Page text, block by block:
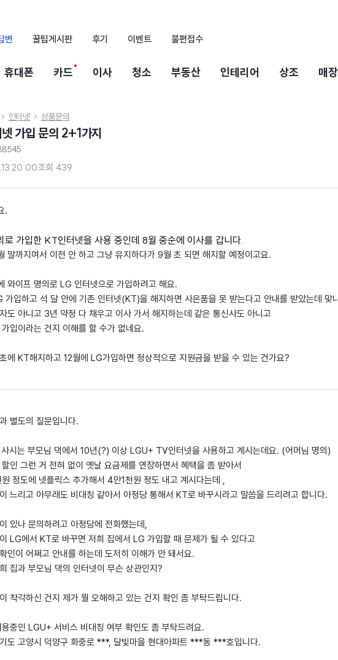
변 꿀팁게시판 후기 이벤트 불편접수
휴대폰 카드 이사 청소 부동산 인테리어 상조 매
 인터넷  상품문의
가입 문의 2+1가지
20:00조회 439
.
로 가입한 KT인터넷을 사용 중인데 8월 중순에 이사를 갑니다.
말까지여서 이전 안 하고 그냥 유지하다가 9월 초 되면 해지할 예정이고요.
와이프 명의로 LG 인터넷으로 가입하려고 해요.
가입하고 석 달 안에 기존 인터넷(KT)을 해지하면 사은품을 못 받는다고 안내를 받았는데 맞
도 아니고 3년 약정 다 채우고 이사 가서 해지하는데 같은 통신사도 아니고
입이라는 건지 이해를 할 수가 없네요.
에 KT해지하고 12월에 LG가입하면 정상적으로 지원금을 받을 수 있는 건가요?
별도의 질문입니다.
시는 부모님 댁에서 10년(?) 이상 LGU+ TV인터넷을 사용하고 계시는데요. (어머님 명의)
인 그런 거 전혀 없이 옛날 요금제를 연장하면서 혜택을 좀 받아서
정도에 넷플릭스 추가해서 4만1천원 정도 내고 계시다는데 ,
느리고 아무래도 비대칭 같아서 아정당 통해서 KT로 바꾸시라고 말씀을 드리려고 합니다.
있나 문의하려고 아정당에 전화했는데,
LG에서 KT로 바꾸면 저희 집에서 LG 가입할 때 문제가 될 수 있다고
인이 어쩌고 안내를 하는데 도저히 이해가 안 돼서요.
집과 부모님 댁의 인터넷이 무슨 상관인지?
착각하신 건지 제가 뭘 오해하고 있는 건지 확인 좀 부탁드립니다.
중인 LGU+ 서비스 비대칭 여부 확인도 좀 부탁드려요.
도 고양시 덕양구 화중로 ***, 달빛마을 현대아파트 ***동 ***호입니다.